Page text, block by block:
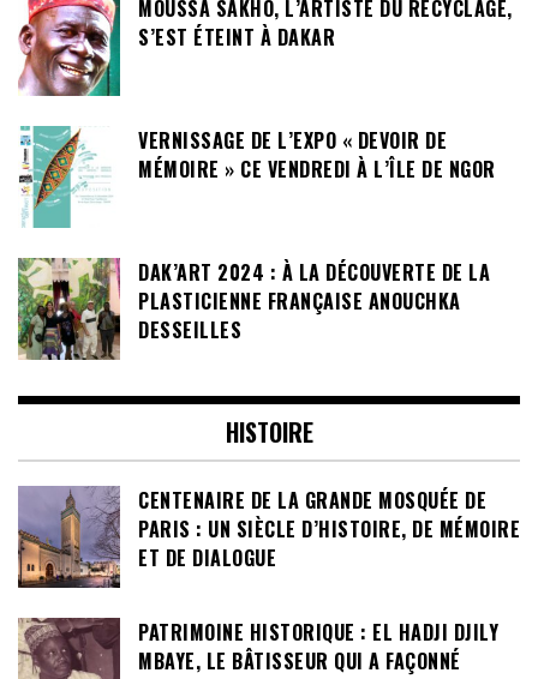
MOUSSA SAKHO, L’ARTISTE DU RECYCLAGE,
S’EST ÉTEINT À DAKAR
VERNISSAGE DE L’EXPO « DEVOIR DE
MÉMOIRE » CE VENDREDI À L’ÎLE DE NGOR
DAK’ART 2024 : À LA DÉCOUVERTE DE LA
PLASTICIENNE FRANÇAISE ANOUCHKA
DESSEILLES
HISTOIRE
CENTENAIRE DE LA GRANDE MOSQUÉE DE
PARIS : UN SIÈCLE D’HISTOIRE, DE MÉMOIRE
ET DE DIALOGUE
PATRIMOINE HISTORIQUE : EL HADJI DJILY
MBAYE, LE BÂTISSEUR QUI A FAÇONNÉ